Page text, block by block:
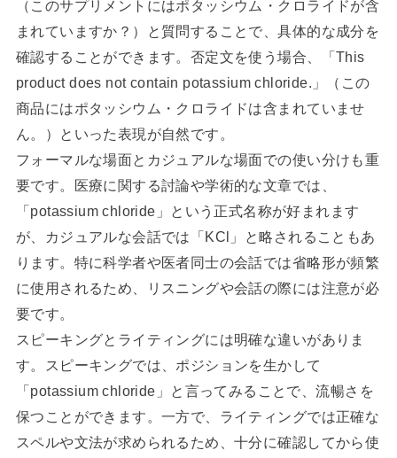
（このサプリメントにはポタッシウム・クロライドが含
まれていますか？）と質問することで、具体的な成分を
確認することができます。否定文を使う場合、「This
product does not contain potassium chloride.」（この
商品にはポタッシウム・クロライドは含まれていませ
ん。）といった表現が自然です。
フォーマルな場面とカジュアルな場面での使い分けも重
要です。医療に関する討論や学術的な文章では、
「potassium chloride」という正式名称が好まれます
が、カジュアルな会話では「KCl」と略されることもあ
ります。特に科学者や医者同士の会話では省略形が頻繁
に使用されるため、リスニングや会話の際には注意が必
要です。
スピーキングとライティングには明確な違いがありま
す。スピーキングでは、ポジションを生かして
「potassium chloride」と言ってみることで、流暢さを
保つことができます。一方で、ライティングでは正確な
スペルや文法が求められるため、十分に確認してから使